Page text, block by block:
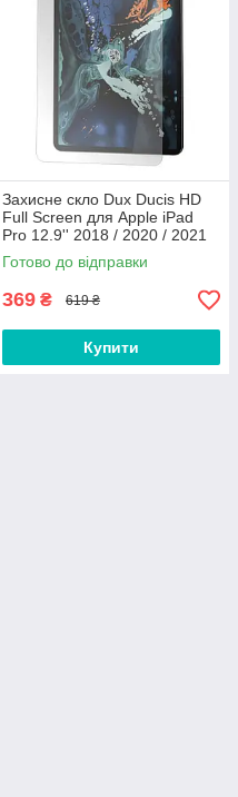
Захисне скло Dux Ducis HD
Full Screen для Apple iPad
Pro 12.9'' 2018 / 2020 / 2021
(0.33 мм)
Готово до відправки
369 ₴ 619 ₴
Купити